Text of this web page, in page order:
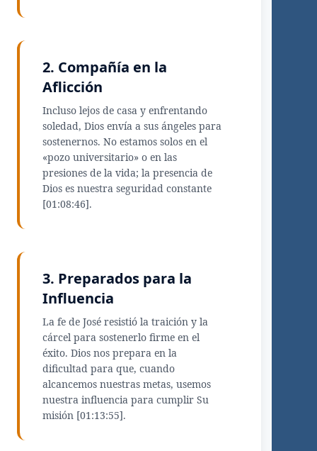
2. Compañía en la
Aflicción
Incluso lejos de casa y enfrentando
soledad, Dios envía a sus ángeles para
sostenernos. No estamos solos en el
«pozo universitario» o en las
presiones de la vida; la presencia de
Dios es nuestra seguridad constante
[01:08:46].
3. Preparados para la
Influencia
La fe de José resistió la traición y la
cárcel para sostenerlo firme en el
éxito. Dios nos prepara en la
dificultad para que, cuando
alcancemos nuestras metas, usemos
nuestra influencia para cumplir Su
misión [01:13:55].